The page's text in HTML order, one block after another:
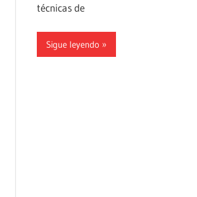
técnicas de
Sigue leyendo